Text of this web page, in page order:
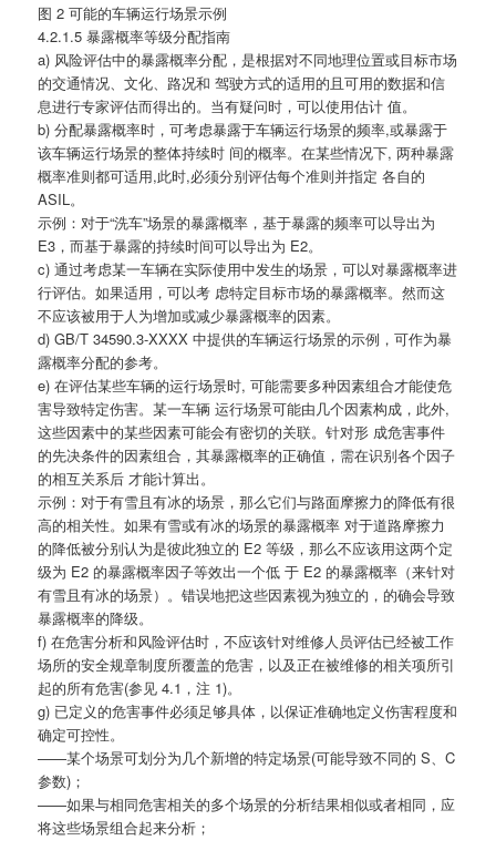
图 2 可能的车辆运行场景示例
4.2.1.5 暴露概率等级分配指南
a) 风险评估中的暴露概率分配，是根据对不同地理位置或目标市场
的交通情况、文化、路况和 驾驶方式的适用的且可用的数据和信
息进行专家评估而得出的。当有疑问时，可以使用估计 值。
b) 分配暴露概率时，可考虑暴露于车辆运行场景的频率,或暴露于
该车辆运行场景的整体持续时 间的概率。在某些情况下, 两种暴露
概率准则都可适用,此时,必须分别评估每个准则并指定 各自的
ASIL。
示例：对于“洗车”场景的暴露概率，基于暴露的频率可以导出为
E3，而基于暴露的持续时间可以导出为 E2。
c) 通过考虑某一车辆在实际使用中发生的场景，可以对暴露概率进
行评估。如果适用，可以考 虑特定目标市场的暴露概率。然而这
不应该被用于人为增加或减少暴露概率的因素。
d) GB/T 34590.3-XXXX 中提供的车辆运行场景的示例，可作为暴
露概率分配的参考。
e) 在评估某些车辆的运行场景时, 可能需要多种因素组合才能使危
害导致特定伤害。某一车辆 运行场景可能由几个因素构成，此外,
这些因素中的某些因素可能会有密切的关联。针对形 成危害事件
的先决条件的因素组合，其暴露概率的正确值，需在识别各个因子
的相互关系后 才能计算出。
示例：对于有雪且有冰的场景，那么它们与路面摩擦力的降低有很
高的相关性。如果有雪或有冰的场景的暴露概率 对于道路摩擦力
的降低被分别认为是彼此独立的 E2 等级，那么不应该用这两个定
级为 E2 的暴露概率因子等效出一个低 于 E2 的暴露概率（来针对
有雪且有冰的场景）。错误地把这些因素视为独立的，的确会导致
暴露概率的降级。
f) 在危害分析和风险评估时，不应该针对维修人员评估已经被工作
场所的安全规章制度所覆盖的危害，以及正在被维修的相关项所引
起的所有危害(参见 4.1，注 1)。
g) 已定义的危害事件必须足够具体，以保证准确地定义伤害程度和
确定可控性。
——某个场景可划分为几个新增的特定场景(可能导致不同的 S、C
参数)；
——如果与相同危害相关的多个场景的分析结果相似或者相同，应
将这些场景组合起来分析；